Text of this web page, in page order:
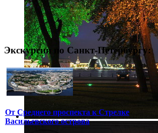
Экскурсии по Санкт-Петербургу:
От Среднего проспекта к Стрелке
Васильевского острова